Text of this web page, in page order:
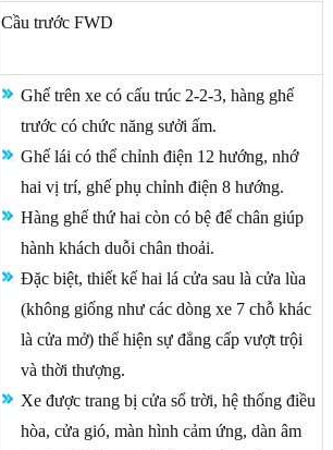
Cầu trước FWD
Ghế trên xe có cấu trúc 2-2-3, hàng ghế
trước có chức năng sưởi ấm.
Ghế lái có thể chỉnh điện 12 hướng, nhớ
hai vị trí, ghế phụ chỉnh điện 8 hướng.
Hàng ghế thứ hai còn có bệ để chân giúp
hành khách duỗi chân thoải.
Đặc biệt, thiết kế hai lá cửa sau là cửa lùa
(không giống như các dòng xe 7 chỗ khác
là cửa mở) thể hiện sự đẳng cấp vượt trội
và thời thượng.
Xe được trang bị cửa sổ trời, hệ thống điều
hòa, cửa gió, màn hình cảm ứng, dàn âm